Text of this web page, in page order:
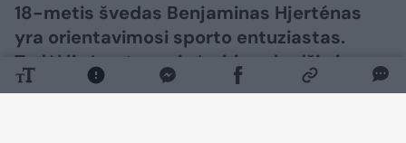
18-metis švedas Benjaminas Hjerténas
yra orientavimosi sporto entuziastas.
Todėl jis įpratęs prie įvairių vabzdžių ir
parazitų. Tačiau vaikinui erkė įsisiurbė